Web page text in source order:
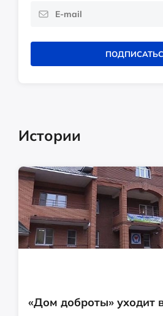
Истории
«Дом доброты» уходит